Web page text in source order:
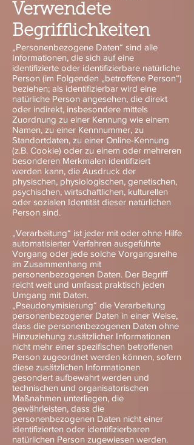
Verwendete
Begrifflichkeiten
„Personenbezogene Daten“ sind alle
Informationen, die sich auf eine
identifizierte oder identifizierbare natürliche
Person (im Folgenden „betroffene Person“)
beziehen; als identifizierbar wird eine
natürliche Person angesehen, die direkt
oder indirekt, insbesondere mittels
Zuordnung zu einer Kennung wie einem
Namen, zu einer Kennnummer, zu
Standortdaten, zu einer Online-Kennung
(z.B. Cookie) oder zu einem oder mehreren
besonderen Merkmalen identifiziert
werden kann, die Ausdruck der
physischen, physiologischen, genetischen,
psychischen, wirtschaftlichen, kulturellen
oder sozialen Identität dieser natürlichen
Person sind.
„Verarbeitung“ ist jeder mit oder ohne Hilfe
automatisierter Verfahren ausgeführte
Vorgang oder jede solche Vorgangsreihe
im Zusammenhang mit
personenbezogenen Daten. Der Begriff
reicht weit und umfasst praktisch jeden
Umgang mit Daten.
„Pseudonymisierung“ die Verarbeitung
personenbezogener Daten in einer Weise,
dass die personenbezogenen Daten ohne
Hinzuziehung zusätzlicher Informationen
nicht mehr einer spezifischen betroffenen
Person zugeordnet werden können, sofern
diese zusätzlichen Informationen
gesondert aufbewahrt werden und
technischen und organisatorischen
Maßnahmen unterliegen, die
gewährleisten, dass die
personenbezogenen Daten nicht einer
identifizierten oder identifizierbaren
natürlichen Person zugewiesen werden.